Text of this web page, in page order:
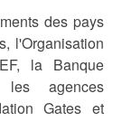
des pays
l'Organisation
la Banque
les agences
Gates et